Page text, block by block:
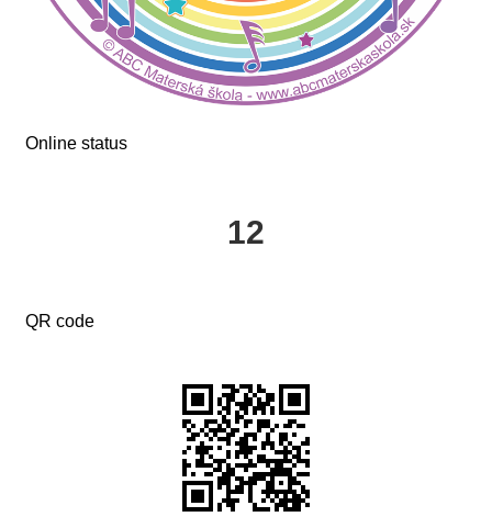
Online status
12
QR code